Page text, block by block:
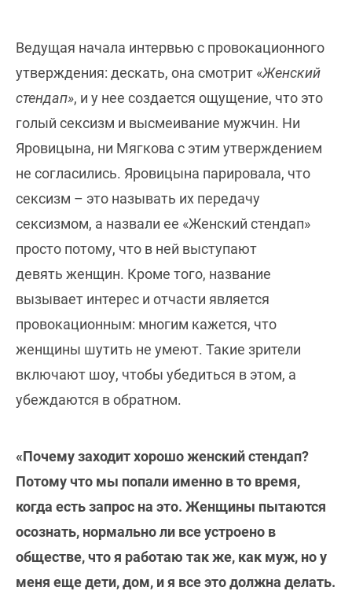
Ведущая начала интервью с провокационного
утверждения: дескать, она смотрит «Женский
стендап», и у нее создается ощущение, что это
голый сексизм и высмеивание мужчин. Ни
Яровицына, ни Мягкова с этим утверждением
не согласились. Яровицына парировала, что
сексизм – это называть их передачу
сексизмом, а назвали ее «Женский стендап»
просто потому, что в ней выступают
девять женщин. Кроме того, название
вызывает интерес и отчасти является
провокационным: многим кажется, что
женщины шутить не умеют. Такие зрители
включают шоу, чтобы убедиться в этом, а
убеждаются в обратном.
«Почему заходит хорошо женский стендап?
Потому что мы попали именно в то время,
когда есть запрос на это. Женщины пытаются
осознать, нормально ли все устроено в
обществе, что я работаю так же, как муж, но у
меня еще дети, дом, и я все это должна делать.